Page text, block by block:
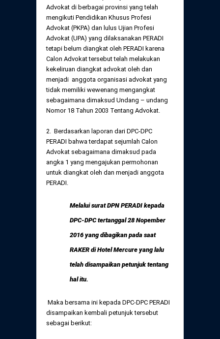
Perubahan Peraturan Perpindahan Domisili
Anggota
Daftar Perkara Dewan Kehormatan Pusat
Daftar Perkara Dewan Kehormatan Daerah
Advokat di berbagai provinsi yang telah
mengikuti Pendidikan Khusus Profesi
Advokat (PKPA) dan lulus Ujian Profesi
Advokat (UPA) yang dilaksanakan PERADI
tetapi belum diangkat oleh PERADI karena
Calon Advokat tersebut telah melakukan
kekeliruan diangkat advokat oleh dan
menjadi anggota organisasi advokat yang
tidak memiliki wewenang mengangkat
sebagaimana dimaksud Undang – undang
Nomor 18 Tahun 2003 Tentang Advokat.
2. Berdasarkan laporan dari DPC-DPC
PERADI bahwa terdapat sejumlah Calon
Advokat sebagaimana dimaksud pada
angka 1 yang mengajukan permohonan
untuk diangkat oleh dan menjadi anggota
PERADI.
Melalui surat DPN PERADI kepada
DPC-DPC tertanggal 28 Nopember
2016 yang dibagikan pada saat
RAKER di Hotel Mercure yang lalu
telah disampaikan petunjuk tentang
hal itu.
Maka bersama ini kepada DPC-DPC PERADI
disampaikan kembali petunjuk tersebut
sebagai berikut: